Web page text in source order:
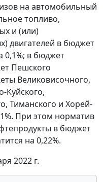
на автомобильный
топливо,
и (или)
двигателей в бюджет
0,1%; в бюджет
Пешского
Великовисочного,
Куйского,
Тиманского и Хорей-
При этом норматив
в бюджет
на 0,22%.
2022 г.